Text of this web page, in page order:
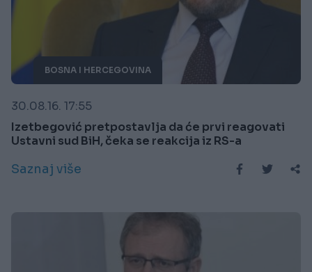
BOSNA I HERCEGOVINA
30.08.16. 17:55
Izetbegović pretpostavlja da će prvi reagovati
Ustavni sud BiH, čeka se reakcija iz RS-a
Saznaj više